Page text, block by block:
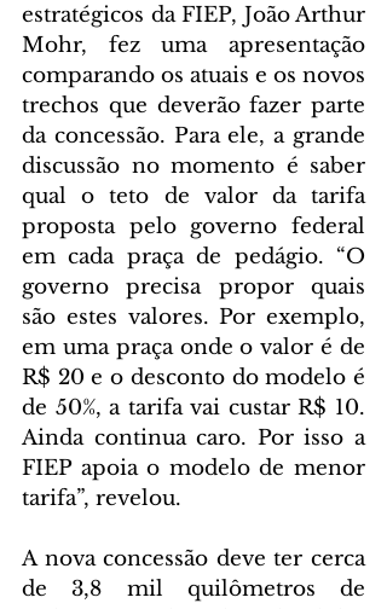
estratégicos da FIEP, João Arthur
Mohr, fez uma apresentação
comparando os atuais e os novos
trechos que deverão fazer parte
da concessão. Para ele, a grande
discussão no momento é saber
qual o teto de valor da tarifa
proposta pelo governo federal
em cada praça de pedágio. “O
governo precisa propor quais
são estes valores. Por exemplo,
em uma praça onde o valor é de
R$ 20 e o desconto do modelo é
de 50%, a tarifa vai custar R$ 10.
Ainda continua caro. Por isso a
FIEP apoia o modelo de menor
tarifa”, revelou.
A nova concessão deve ter cerca
de 3,8 mil quilômetros de